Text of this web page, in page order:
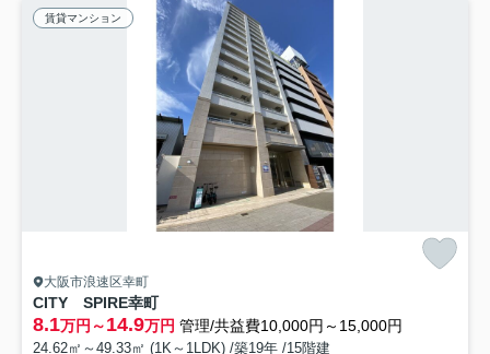
賃貸マンション
大阪市浪速区幸町
CITY SPIRE幸町
8.1万円～14.9万円 管理/共益費10,000円～15,000円
24.62㎡～49.33㎡ (1K～1LDK) /築19年 /15階建